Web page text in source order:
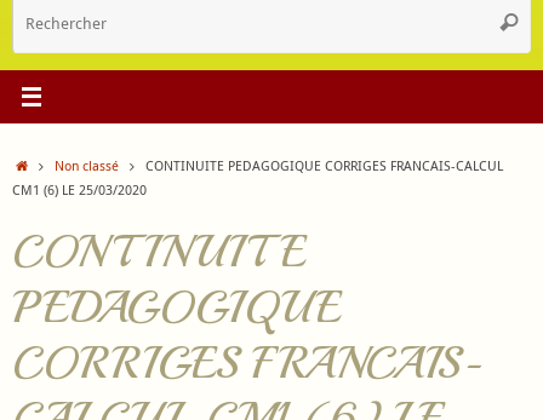
:
AccueilNon classé
CONTINUITE PEDAGOGIQUE CORRIGES FRANCAIS-CALCUL
CM1 (6) LE 25/03/2020
CONTINUITE
PEDAGOGIQUE
CORRIGES FRANCAIS-